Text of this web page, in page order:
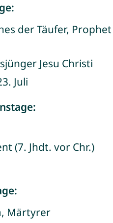
der Täufer,
Jesu Christi
Juli
(7. Jhdt. vor Chr.)
Märtyrer